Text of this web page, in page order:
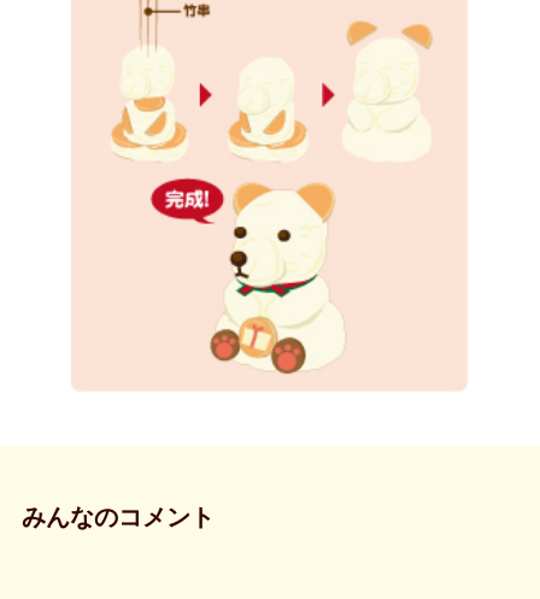
みんなのコメント